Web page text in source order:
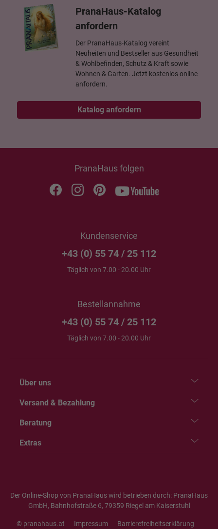
PranaHaus-Katalog
anfordern
Der PranaHaus-Katalog vereint
Neuheiten und Bestseller aus Gesundheit
& Wohlbefinden, Schutz & Kraft sowie
Wohnen & Garten. Jetzt kostenlos online
anfordern.
Katalog anfordern
PranaHaus folgen
Kundenservice
+43 (0) 55 74 / 25 112
Täglich von 7.00 - 20.00 Uhr
Bestellannahme
+43 (0) 55 74 / 25 112
Täglich von 7.00 - 20.00 Uhr
Über uns
Versand & Bezahlung
Beratung
Extras
Der Online-Shop von PranaHaus wird betrieben durch: PranaHaus
GmbH, Bahnhofstraße 6, 79359 Riegel am Kaiserstuhl
© pranahaus.at Impressum Barrierefreiheitserklärung